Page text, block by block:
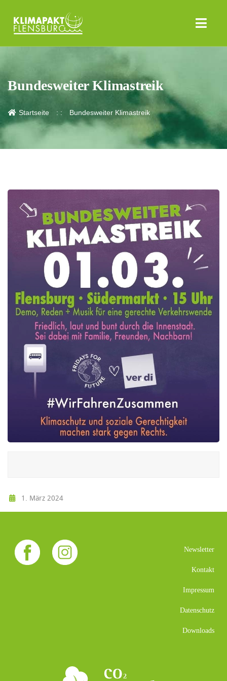
Bundesweiter Klimastreik
Startseite Bundesweiter Klimastreik
1. März 2024
Newsletter
Kontakt
Impressum
Datenschutz
Downloads